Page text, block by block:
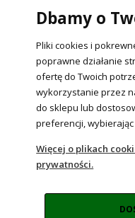
Internetowy sklep
NIP: 6090037061, REGON:
POKAŻ
Sklep
Dbamy o
Pliki cookies i
poprawne działanie
ofertę do Twoich
wykorzystanie przez
do sklepu lub
preferencji,
Więcej o plikach
prywatności.